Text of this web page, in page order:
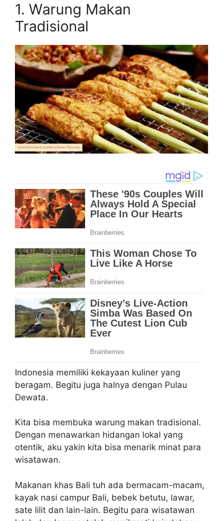
1. Warung Makan
Tradisional
Indonesia memiliki kekayaan kuliner yang
beragam. Begitu juga halnya dengan Pulau
Dewata.
Kita bisa membuka warung makan tradisional.
Dengan menawarkan hidangan lokal yang
otentik, aku yakin kita bisa menarik minat para
wisatawan.
Makanan khas Bali tuh ada bermacam-macam,
kayak nasi campur Bali, bebek betutu, lawar,
sate lilit dan lain-lain. Begitu para wisatawan